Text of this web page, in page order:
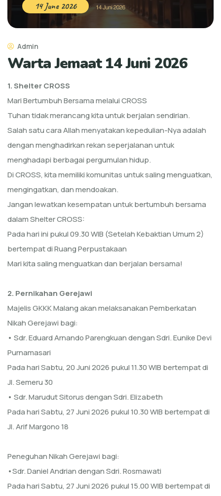
14 June 2026
Admin
Warta Jemaat 14 Juni 2026
1. Shelter CROSS
Mari Bertumbuh Bersama melalui CROSS
Tuhan tidak merancang kita untuk berjalan sendirian.
Salah satu cara Allah menyatakan kepedulian-Nya adalah
dengan menghadirkan rekan seperjalanan untuk
menghadapi berbagai pergumulan hidup.
Di CROSS, kita memiliki komunitas untuk saling menguatkan,
mengingatkan, dan mendoakan.
Jangan lewatkan kesempatan untuk bertumbuh bersama
dalam Shelter CROSS:
Pada hari ini pukul 09.30 WIB (Setelah Kebaktian Umum 2)
bertempat di Ruang Perpustakaan
Mari kita saling menguatkan dan berjalan bersama!
2. Pernikahan Gerejawi
Majelis GKKK Malang akan melaksanakan Pemberkatan
Nikah Gerejawi bagi:
• Sdr. Eduard Arnando Parengkuan dengan Sdri. Eunike Devi
Purnamasari
Pada hari Sabtu, 20 Juni 2026 pukul 11.30 WIB bertempat di
Jl. Semeru 30
• Sdr. Marudut Sitorus dengan Sdri. Elizabeth
Pada hari Sabtu, 27 Juni 2026 pukul 10.30 WIB bertempat di
Jl. Arif Margono 18
Peneguhan Nikah Gerejawi bagi:
•Sdr. Daniel Andrian dengan Sdri. Rosmawati
Pada hari Sabtu, 27 Juni 2026 pukul 15.00 WIB bertempat di